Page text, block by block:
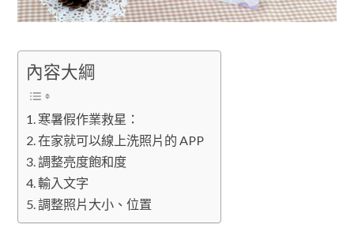
內容大綱
寒暑假作業救星：
在家就可以線上洗照片的 APP
調整亮度飽和度
輸入文字
調整照片大小、位置